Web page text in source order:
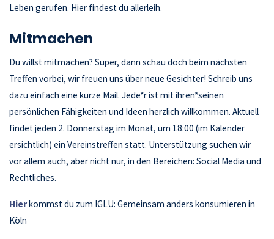
Leben gerufen. Hier findest du allerleih.
Mitmachen
Du willst mitmachen? Super, dann schau doch beim nächsten
Treffen vorbei, wir freuen uns über neue Gesichter! Schreib uns
dazu einfach eine kurze Mail. Jede*r ist mit ihren*seinen
persönlichen Fähigkeiten und Ideen herzlich willkommen. Aktuell
findet jeden 2. Donnerstag im Monat, um 18:00 (im Kalender
ersichtlich) ein Vereinstreffen statt. Unterstützung suchen wir
vor allem auch, aber nicht nur, in den Bereichen: Social Media und
Rechtliches.
Hierkommst du zum IGLU: Gemeinsam anders konsumieren in
Köln